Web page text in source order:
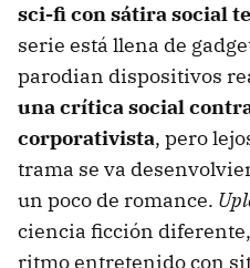
sci-fi con sátira social
serie está llena de
parodian dispositivos
una crítica social
corporativista, pero
trama se va
un poco de romance.
ciencia ficción
ritmo entretenido con